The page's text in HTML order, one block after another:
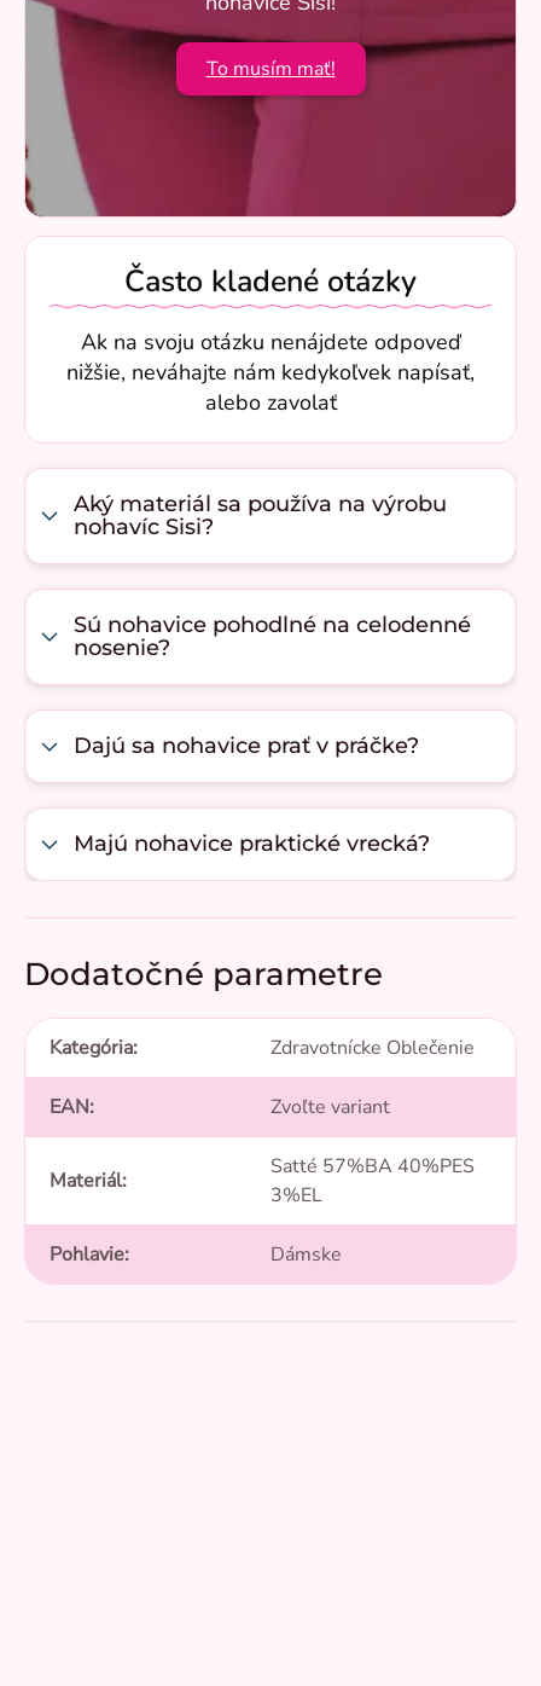
To musím mať!
Často kladené otázky
Ak na svoju otázku nenájdete odpoveď
nižšie, neváhajte nám kedykoľvek napísať,
alebo zavolať
Aký materiál sa používa na výrobu
nohavíc Sisi?
Sú nohavice pohodlné na celodenné
nosenie?
Dajú sa nohavice prať v práčke?
Majú nohavice praktické vrecká?
Dodatočné parametre
Kategória: Zdravotnícke Oblečenie
EAN: Zvoľte variant
Materiál:
Satté 57%BA 40%PES
3%EL
Pohlavie: Dámske